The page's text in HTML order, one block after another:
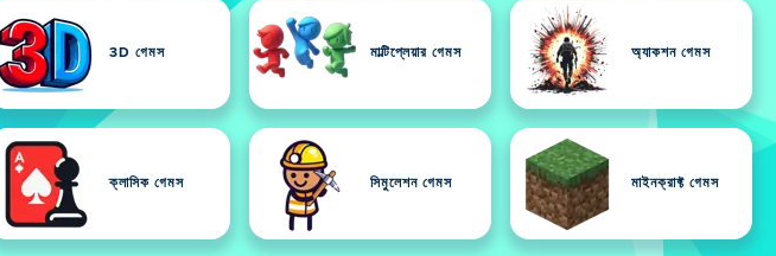
3D গেমস মাল্টিপ্লেয়ার গেমস অ্যাকশন গেমস
ক্লাসিক গেমস সিমুলেশন গেমস মাইনক্রাফ্ট গেমস